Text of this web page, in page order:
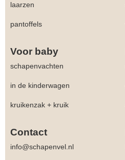
laarzen
pantoffels
Voor baby
schapenvachten
in de kinderwagen
kruikenzak + kruik
Contact
info@schapenvel.nl